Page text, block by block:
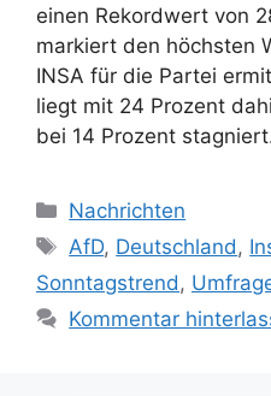
einen Rekordwert von
markiert den höchsten
INSA für die Partei
liegt mit 24 Prozent
bei 14 Prozent
Kategorien
Nachrichten
Schlagwörter
AfD, Deutschland,
Sonntagstrend,
Kommentar